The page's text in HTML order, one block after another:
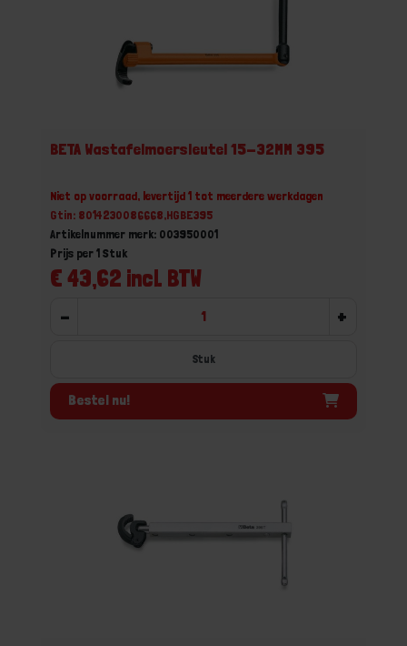
BETA Wastafelmoersleutel 15-32MM 395
Niet op voorraad, levertijd 1 tot meerdere werkdagen
Gtin: 8014230086668,HGBE395
Artikelnummer merk: 003950001
€ 43,62 incl. BTW
Prijs per 1 Stuk
- +
Stuk
Bestel nu!